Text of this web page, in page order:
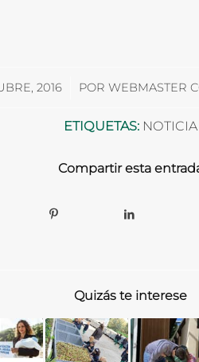
2016
/ POR WEBMASTER
ETIQUETAS: NOTICIA
Compartir esta
Quizás te interese